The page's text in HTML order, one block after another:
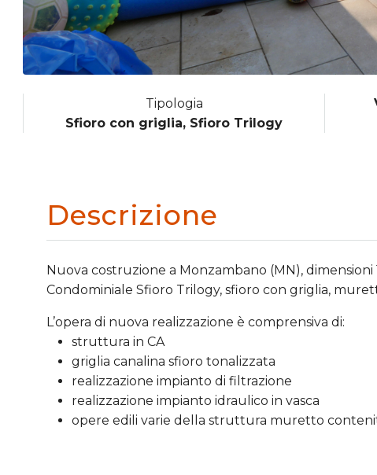
Tipologia
Sfioro con griglia, Sfioro Trilogy
Descrizione
Nuova costruzione a Monzambano (MN), dimensioni
Condominiale Sfioro Trilogy, sfioro con griglia,
L’opera di nuova realizzazione è comprensiva di:
struttura in CA
griglia canalina sfioro tonalizzata
realizzazione impianto di filtrazione
realizzazione impianto idraulico in vasca
opere edili varie della struttura muretto